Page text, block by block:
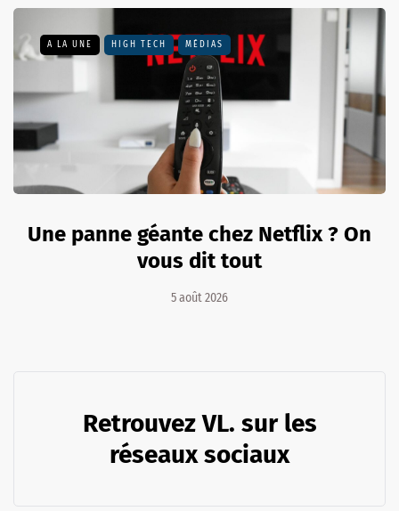
A LA UNE HIGH TECH MÉDIAS
Une panne géante chez Netflix ? On
vous dit tout
5 août 2026
Retrouvez VL. sur les
réseaux sociaux